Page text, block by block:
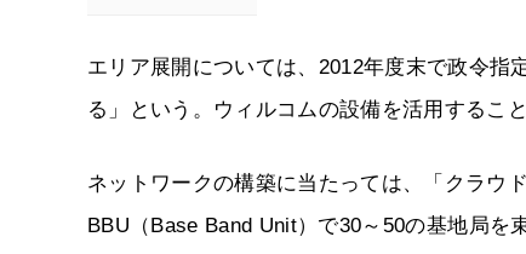
エリア展開については、2012年度末で政令指
る」という。ウィルコムの設備を活用するこ
ネットワークの構築に当たっては、「クラウ
BBU（Base Band Unit）で30～50の基地局を